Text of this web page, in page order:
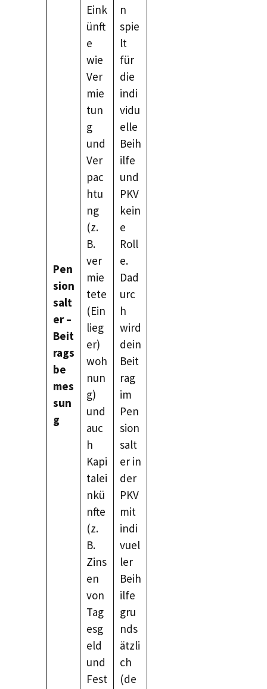
Pen
sion
salt
er –
Beit
rags
be
mes
sun
g
Eink
ünft
e
wie
Ver
mie
tun
g
und
Ver
pac
htu
ng
(z.
B.
ver
mie
tete
(Ein
lieg
er)
woh
nun
g)
und
auc
h
Kapi
talei
nkü
nfte
(z.
B.
Zins
en
von
Tag
esg
eld
und
Fest
n
spie
lt
für
die
indi
vidu
elle
Beih
ilfe
und
PKV
kein
e
Roll
e.
Dad
urc
h
wird
dein
Beit
rag
im
Pen
sion
salt
er in
der
PKV
mit
indi
vuel
ler
Beih
ilfe
gru
nds
ätzli
ch
(de